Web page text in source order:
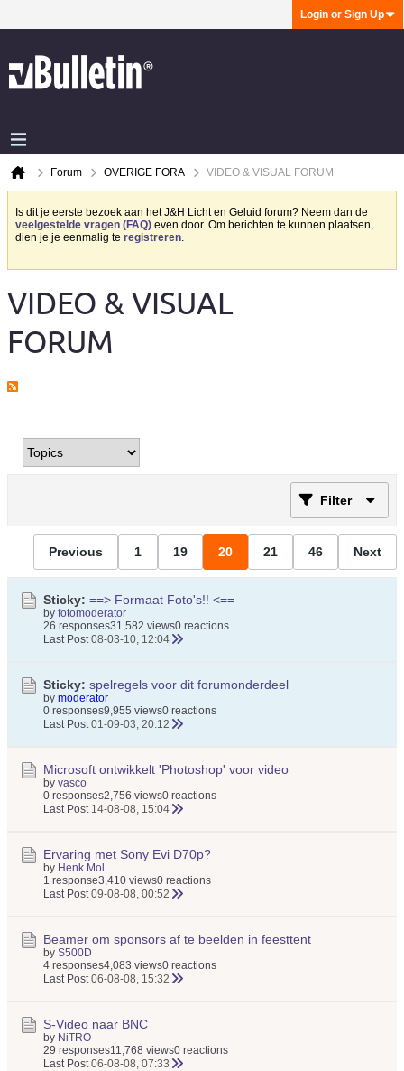
Login or Sign Up
Forum OVERIGE FORA VIDEO & VISUAL FORUM
Is dit je eerste bezoek aan het J&H Licht en Geluid forum? Neem dan de
veelgestelde vragen (FAQ) even door. Om berichten te kunnen plaatsen,
dien je je eenmalig te registreren.
VIDEO & VISUAL
FORUM
Filter
Previous 1 19 20 21 46 Next
Sticky: ==> Formaat Foto's!! <==
by fotomoderator
26 responses31,582 views0 reactions
Last Post 08-03-10, 12:04
Sticky: spelregels voor dit forumonderdeel
by moderator
0 responses9,955 views0 reactions
Last Post 01-09-03, 20:12
Microsoft ontwikkelt 'Photoshop' voor video
by vasco
0 responses2,756 views0 reactions
Last Post 14-08-08, 15:04
Ervaring met Sony Evi D70p?
by Henk Mol
1 response3,410 views0 reactions
Last Post 09-08-08, 00:52
Beamer om sponsors af te beelden in feesttent
by S500D
4 responses4,083 views0 reactions
Last Post 06-08-08, 15:32
S-Video naar BNC
by NiTRO
29 responses11,768 views0 reactions
Last Post 06-08-08, 07:33